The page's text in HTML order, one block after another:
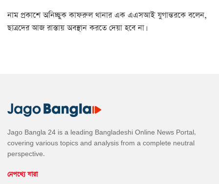
নাম প্রকাশে অনিচ্ছুক কাফরুল থানার এক এএসআই যুগান্তরকে বলেন,
ছাত্রদের আজ রাস্তায় অবস্থান করতে দেয়া হবে না।
Jago Bangla 24 is a leading Bangladeshi Online News Portal,
covering various topics and analysis from a complete neutral
perspective.
নেপথ্যে যারা